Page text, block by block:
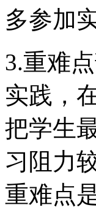
多参加
3.重难
实践，
把学生
习阻力
重难点